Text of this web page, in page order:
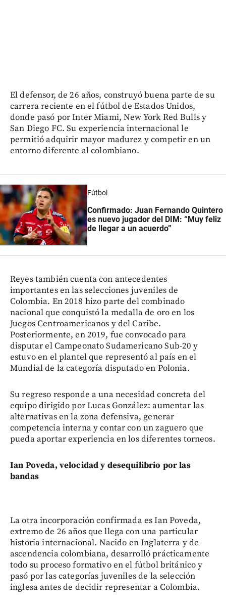
El defensor, de 26 años, construyó buena parte de su
carrera reciente en el fútbol de Estados Unidos,
donde pasó por Inter Miami, New York Red Bulls y
San Diego FC. Su experiencia internacional le
permitió adquirir mayor madurez y competir en un
entorno diferente al colombiano.
Fútbol
Confirmado: Juan Fernando Quintero
es nuevo jugador del DIM: “Muy feliz
de llegar a un acuerdo”
Reyes también cuenta con antecedentes
importantes en las selecciones juveniles de
Colombia. En 2018 hizo parte del combinado
nacional que conquistó la medalla de oro en los
Juegos Centroamericanos y del Caribe.
Posteriormente, en 2019, fue convocado para
disputar el Campeonato Sudamericano Sub-20 y
estuvo en el plantel que representó al país en el
Mundial de la categoría disputado en Polonia.
Su regreso responde a una necesidad concreta del
equipo dirigido por Lucas González: aumentar las
alternativas en la zona defensiva, generar
competencia interna y contar con un zaguero que
pueda aportar experiencia en los diferentes torneos.
Ian Poveda, velocidad y desequilibrio por las
bandas
La otra incorporación confirmada es Ian Poveda,
extremo de 26 años que llega con una particular
historia internacional. Nacido en Inglaterra y de
ascendencia colombiana, desarrolló prácticamente
todo su proceso formativo en el fútbol británico y
pasó por las categorías juveniles de la selección
inglesa antes de decidir representar a Colombia.